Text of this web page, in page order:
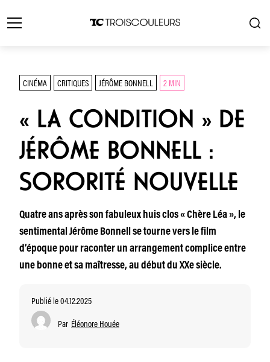
CINÉMA CRITIQUES JÉRÔME BONNELL 2 MIN
« LA CONDITION » DE
JÉRÔME BONNELL :
SORORITÉ NOUVELLE
Quatre ans après son fabuleux huis clos « Chère Léa », le
sentimental Jérôme Bonnell se tourne vers le film
d’époque pour raconter un arrangement complice entre
une bonne et sa maîtresse, au début du XXe siècle.
Publié le 04.12.2025
Par Éléonore Houée